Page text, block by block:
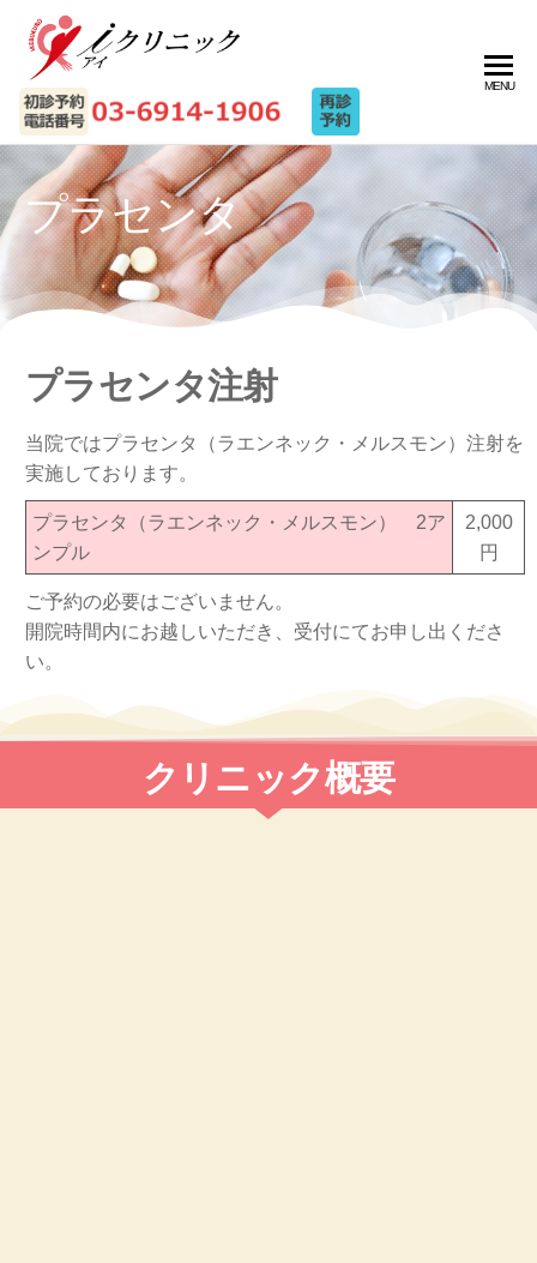
MENU
プラセンタ
プラセンタ注射
当院ではプラセンタ（ラエンネック・メルスモン）注射を
実施しております。
プラセンタ（ラエンネック・メルスモン） 2ア
ンプル
2,000
円
ご予約の必要はございません。
開院時間内にお越しいただき、受付にてお申し出くださ
い。
クリニック概要